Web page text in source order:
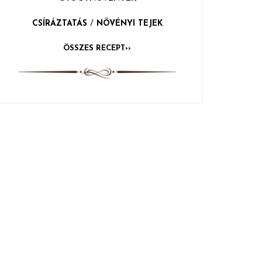
CSÍRÁZTATÁS / NÖVÉNYI TEJEK
ÖSSZES RECEPT››